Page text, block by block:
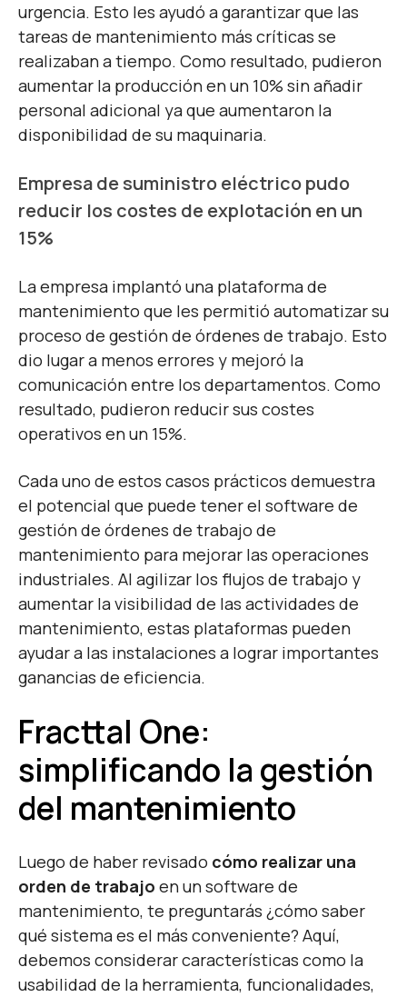
urgencia. Esto les ayudó a garantizar que las
tareas de mantenimiento más críticas se
realizaban a tiempo. Como resultado, pudieron
aumentar la producción en un 10% sin añadir
personal adicional ya que aumentaron la
disponibilidad de su maquinaria.
Empresa de suministro eléctrico pudo
reducir los costes de explotación en un
15%
La empresa implantó una plataforma de
mantenimiento que les permitió automatizar su
proceso de gestión de órdenes de trabajo. Esto
dio lugar a menos errores y mejoró la
comunicación entre los departamentos. Como
resultado, pudieron reducir sus costes
operativos en un 15%.
Cada uno de estos casos prácticos demuestra
el potencial que puede tener el software de
gestión de órdenes de trabajo de
mantenimiento para mejorar las operaciones
industriales. Al agilizar los flujos de trabajo y
aumentar la visibilidad de las actividades de
mantenimiento, estas plataformas pueden
ayudar a las instalaciones a lograr importantes
ganancias de eficiencia.
Fracttal One:
simplificando la gestión
del mantenimiento
Luego de haber revisado cómo realizar una
orden de trabajo en un software de
mantenimiento, te preguntarás ¿cómo saber
qué sistema es el más conveniente? Aquí,
debemos considerar características como la
usabilidad de la herramienta, funcionalidades,